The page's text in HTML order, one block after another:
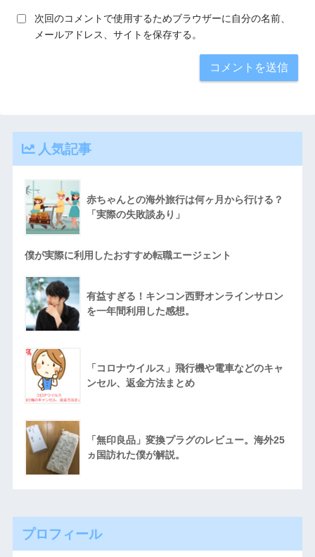
次回のコメントで使用するためブラウザーに自分の名前、
メールアドレス、サイトを保存する。
人気記事
赤ちゃんとの海外旅行は何ヶ月から行ける？
「実際の失敗談あり」
僕が実際に利用したおすすめ転職エージェント
有益すぎる！キンコン西野オンラインサロン
を一年間利用した感想。
「コロナウイルス」飛行機や電車などのキャ
ンセル、返金方法まとめ
「無印良品」変換プラグのレビュー。海外25
ヵ国訪れた僕が解説。
プロフィール